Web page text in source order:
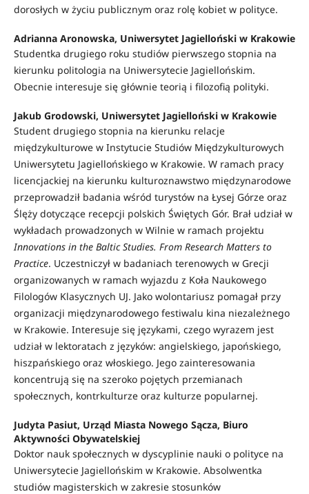
dorosłych w życiu publicznym oraz rolę kobiet w polityce.
Adrianna Aronowska, Uniwersytet Jagielloński w Krakowie
Studentka drugiego roku studiów pierwszego stopnia na
kierunku politologia na Uniwersytecie Jagiellońskim.
Obecnie interesuje się głównie teorią i filozofią polityki.
Jakub Grodowski, Uniwersytet Jagielloński w Krakowie
Student drugiego stopnia na kierunku relacje
międzykulturowe w Instytucie Studiów Międzykulturowych
Uniwersytetu Jagiellońskiego w Krakowie. W ramach pracy
licencjackiej na kierunku kulturoznawstwo międzynarodowe
przeprowadził badania wśród turystów na Łysej Górze oraz
Ślęży dotyczące recepcji polskich Świętych Gór. Brał udział w
wykładach prowadzonych w Wilnie w ramach projektu
Innovations in the Baltic Studies. From Research Matters to
Practice. Uczestniczył w badaniach terenowych w Grecji
organizowanych w ramach wyjazdu z Koła Naukowego
Filologów Klasycznych UJ. Jako wolontariusz pomagał przy
organizacji międzynarodowego festiwalu kina niezależnego
w Krakowie. Interesuje się językami, czego wyrazem jest
udział w lektoratach z języków: angielskiego, japońskiego,
hiszpańskiego oraz włoskiego. Jego zainteresowania
koncentrują się na szeroko pojętych przemianach
społecznych, kontrkulturze oraz kulturze popularnej.
Judyta Pasiut, Urząd Miasta Nowego Sącza, Biuro
Aktywności Obywatelskiej
Doktor nauk społecznych w dyscyplinie nauki o polityce na
Uniwersytecie Jagiellońskim w Krakowie. Absolwentka
studiów magisterskich w zakresie stosunków